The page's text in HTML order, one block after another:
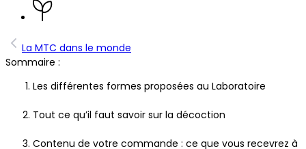
La MTC dans le monde
Sommaire :
Les différentes formes proposées au Laboratoire
Tout ce qu’il faut savoir sur la décoction
Contenu de votre commande : ce que vous recevrez à